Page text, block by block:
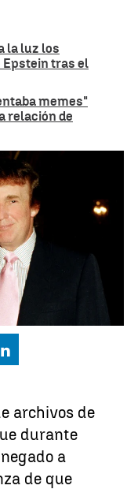
la luz los
Epstein tras el
memes"
relación de
del caso Epstein |
Linkedin
archivos de
durante
a
de que